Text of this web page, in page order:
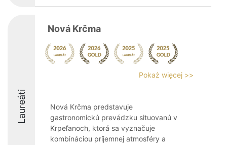
Laureáti
Nová Krčma
Pokaż więcej >>
Nová Krčma predstavuje
gastronomickú prevádzku situovanú v
Krpeľanoch, ktorá sa vyznačuje
kombináciou príjemnej atmosféry a